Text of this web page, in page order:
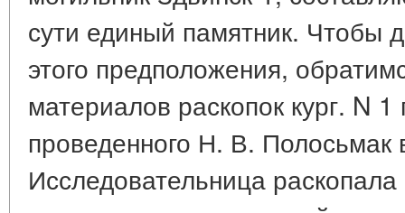
сути единый памятник. Чтобы
этого предположения,
материалов раскопок кург. N
проведенного Н. В. Полосьмак
Исследовательница